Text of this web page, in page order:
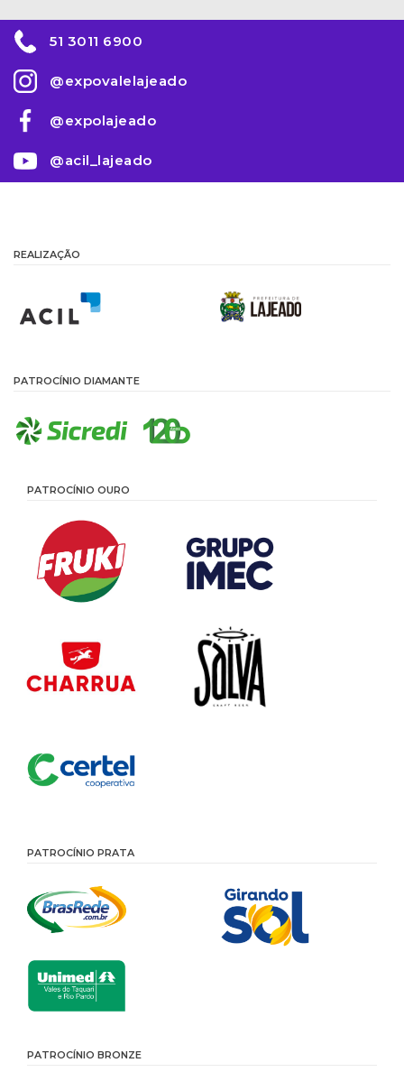
51 3011 6900
@expovalelajeado
@expolajeado
@acil_lajeado
REALIZAÇÃO
PATROCÍNIO DIAMANTE
PATROCÍNIO OURO
PATROCÍNIO PRATA
PATROCÍNIO BRONZE